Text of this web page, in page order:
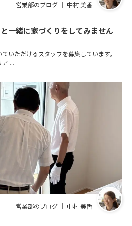
営業部のブログ ｜ 中村 美香
と一緒に家づくりをしてみません
いただけるスタッフを募集しています。
ア ...
営業部のブログ ｜ 中村 美香